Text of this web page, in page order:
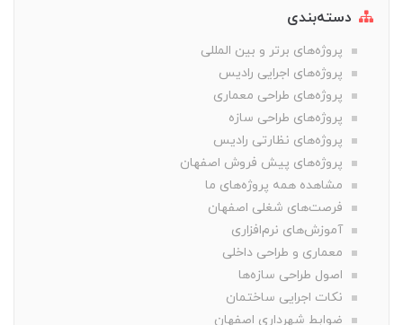
دسته‌بندی
پروژه‌های برتر و بین المللی
پروژه‌های اجرایی رادیس
پروژه‌های طراحی معماری
پروژه‌های طراحی سازه
پروژه‌های نظارتی رادیس
پروژه‌های پیش فروش اصفهان
مشاهده همه پروژه‌های ما
فرصت‌های شغلی اصفهان
آموزش‌های نرم‌افزاری
معماری و طراحی داخلی
اصول طراحی سازه‌ها
نکات اجرایی ساختمان
ضوابط شهرداری اصفهان